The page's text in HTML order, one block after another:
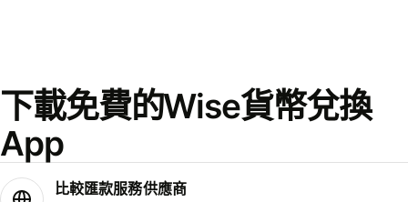
下載免費的Wise貨幣兌換
App
比較匯款服務供應商